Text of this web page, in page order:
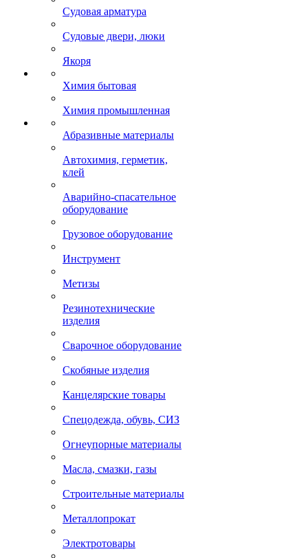
Судовая арматура
Судовые двери, люки
Якоря
Химия бытовая
Химия промышленная
Абразивные материалы
Автохимия, герметик,
клей
Аварийно-спасательное
оборудование
Грузовое оборудование
Инструмент
Метизы
Резинотехнические
изделия
Сварочное оборудование
Скобяные изделия
Канцелярские товары
Спецодежда, обувь, СИЗ
Огнеупорные материалы
Масла, смазки, газы
Строительные материалы
Металлопрокат
Электротовары